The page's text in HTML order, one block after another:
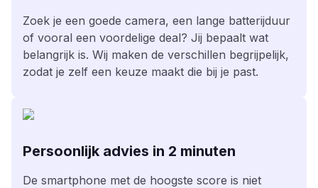
Zoek je een goede camera, een lange batterijduur
of vooral een voordelige deal? Jij bepaalt wat
belangrijk is. Wij maken de verschillen begrijpelijk,
zodat je zelf een keuze maakt die bij je past.
Persoonlijk advies in 2 minuten
De smartphone met de hoogste score is niet